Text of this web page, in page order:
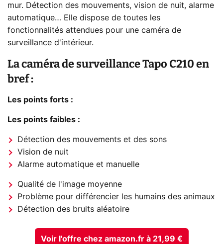
mur. Détection des mouvements, vision de nuit, alarme
automatique… Elle dispose de toutes les
fonctionnalités attendues pour une caméra de
surveillance d'intérieur.
La caméra de surveillance Tapo C210 en
bref :
Les points forts :
Les points faibles :
Détection des mouvements et des sons
Vision de nuit
Alarme automatique et manuelle
Qualité de l'image moyenne
Problème pour différencier les humains des animaux
Détection des bruits aléatoire
Voir l'offre chez amazon.fr à 21,99 €